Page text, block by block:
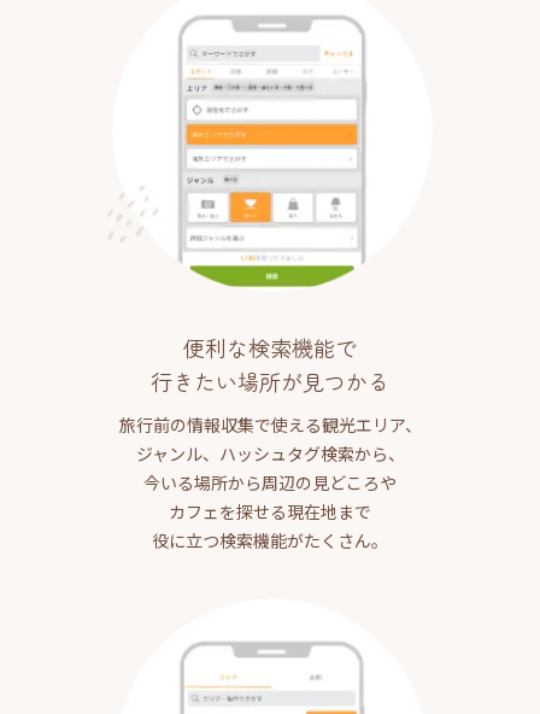
便利な検索機能で
行きたい場所が見つかる
旅行前の情報収集で使える観光エリア、
ジャンル、ハッシュタグ検索から、
今いる場所から周辺の見どころや
カフェを探せる現在地まで
役に立つ検索機能がたくさん。